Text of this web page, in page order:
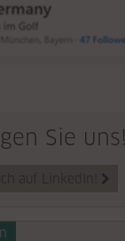
Sie uns!
auf LinkedIn! 